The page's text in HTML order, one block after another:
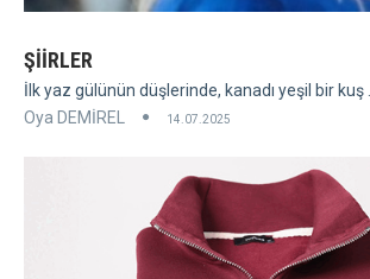
ŞİİRLER
İlk yaz gülünün düşlerinde, kanadı yeşil bir kuş ...
Oya DEMİREL
14.07.2025